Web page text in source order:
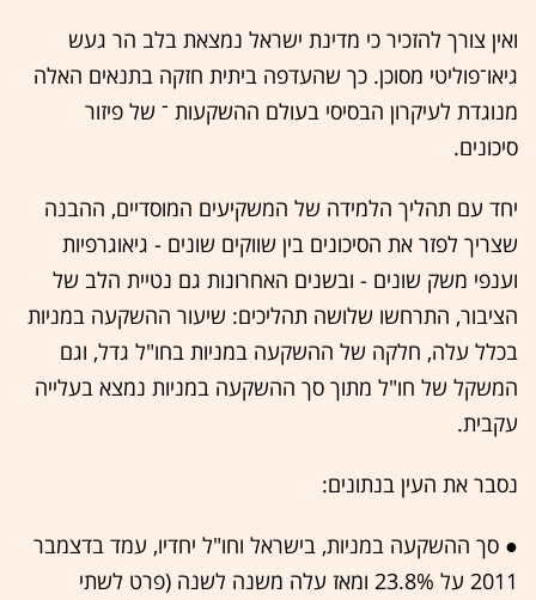
ואין צורך להזכיר כי מדינת ישראל נמצאת בלב הר געש
גיאו־פוליטי מסוכן. כך שהעדפה ביתית חזקה בתנאים האלה
מנוגדת לעיקרון הבסיסי בעולם ההשקעות ־ של פיזור
סיכונים.
יחד עם תהליך הלמידה של המשקיעים המוסדיים, ההבנה
שצריך לפזר את הסיכונים בין שווקים שונים - גיאוגרפיות
וענפי משק שונים - ובשנים האחרונות גם נטיית הלב של
הציבור, התרחשו שלושה תהליכים: שיעור ההשקעה במניות
בכלל עלה, חלקה של ההשקעה במניות בחו"ל גדל, וגם
המשקל של חו"ל מתוך סך ההשקעה במניות נמצא בעלייה
עקבית.
נסבר את העין בנתונים:
● סך ההשקעה במניות, בישראל וחו"ל יחדיו, עמד בדצמבר
2011 על 23.8% ומאז עלה משנה לשנה (פרט לשתי